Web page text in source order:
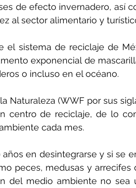
de efecto invernadero, así
al sector alimentario y
el sistema de reciclaje de
exponencial de
o incluso en el océano.
Naturaleza (WWF por sus
centro de reciclaje, de lo
cada mes.
en desintegrarse y si se
peces, medusas y arrecifes
del medio ambiente no sea